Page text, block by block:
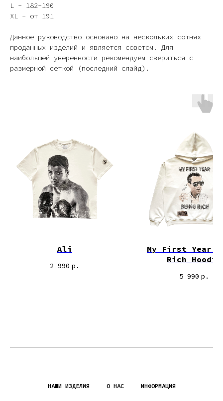
L - 182-190
XL - от 191
Данное руководство основано на нескольких сотнях
проданных изделий и является советом. Для
наибольшей уверенности рекомендуем свериться с
размерной сеткой (последний слайд).
Ali
2 990 р.
My First Year
Rich Hoodie
5 990 р.
НАШИ ИЗДЕЛИЯ О НАС ИНФОРМАЦИЯ